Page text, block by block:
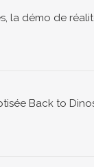
démo de
Back to